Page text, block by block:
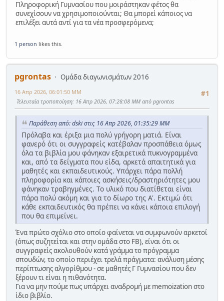
Πληροφορική Γυμνασίου που μοιράστηκαν φέτος θα
συνεχίσουν να χρησιμοποιούνται; Θα μπορεί κάποιος να
επιλέξει αυτά αντί για τα νέα προσφερόμενα;
1 person likes this.
pgrontas
Ομάδα διαγωνισμάτων 2016
#1
16 Απρ 2026, 06:01:50 ΜΜ
Τελευταία τροποποίηση: 16 Απρ 2026, 07:28:08 ΜΜ από pgrontas
Παράθεση από: dski στις 16 Απρ 2026, 01:35:29 ΜΜ
Πρόλαβα και έριξα μια πολύ γρήγορη ματιά. Είναι
φανερό ότι οι συγγραφείς κατέβαλαν προσπάθεια όμως
όλα τα βιβλία μου φάνηκαν εξαιρετικά πυκνογραμμένα
και, από τα δείγματα που είδα, αρκετά απαιτητικά για
μαθητές και εκπαιδευτικούς. Υπάρχει πάρα πολλή
πληροφορία και κάποιες ασκήσεις/δραστηριότητες μου
φάνηκαν τραβηγμένες. Το υλικό που διατίθεται είναι
πάρα πολύ ακόμη και για το δίωρο της Α'. Εκτιμώ ότι
κάθε εκπαιδευτικός θα πρέπει να κάνει κάποια επιλογή
που θα επιμείνει.
Ένα πρώτο σχόλιο στο οποίο φαίνεται να συμφωνούν αρκετοί
(όπως συζητείται και στην ομάδα στο FB), είναι ότι οι
συγγραφείς ακολουθούν κατά γράμμα το πρόγραμμα
σπουδών, το οποίο περιέχει τρελά πράγματα: ανάλυση μέσης
περίπτωσης αλγορίθμου - σε μαθητές Γ Γυμνασίου που δεν
ξέρουν τι είναι η πιθανότητα.
Για να μην πούμε πως υπάρχει αναδρομή με memoization στο
ίδιο βιβλίο.